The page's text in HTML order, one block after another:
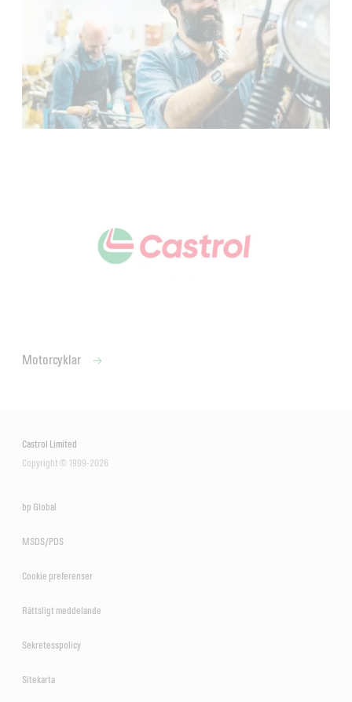
Motorcyklar
Castrol Limited
Copyright © 1999-2026
bp Global
MSDS/PDS
Cookie preferenser
Rättsligt meddelande
Sekretesspolicy
Sitekarta